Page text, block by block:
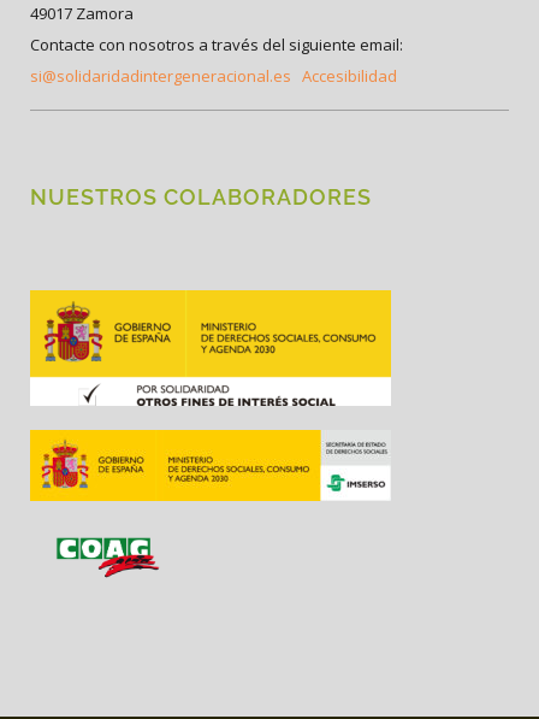
49017 Zamora
Contacte con nosotros a través del siguiente email:
si@solidaridadintergeneracional.es Accesibilidad
NUESTROS COLABORADORES